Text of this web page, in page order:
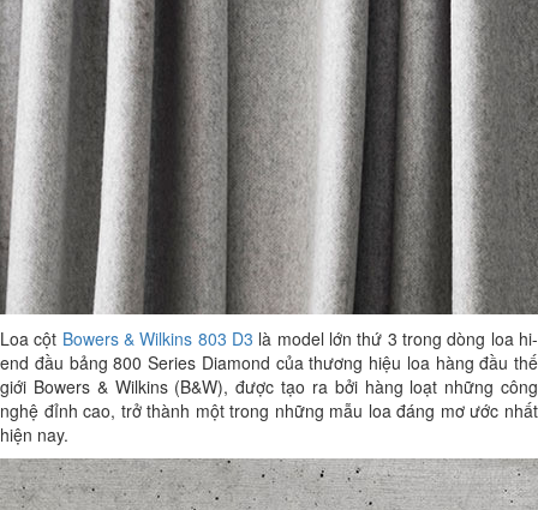
Loa cột Bowers & Wilkins 803 D3 là model lớn thứ 3 trong dòng loa hi-
end đầu bảng 800 Series Diamond của thương hiệu loa hàng đầu thế
giới Bowers & Wilkins (B&W), được tạo ra bởi hàng loạt những công
nghệ đỉnh cao, trở thành một trong những mẫu loa đáng mơ ước nhất
hiện nay.